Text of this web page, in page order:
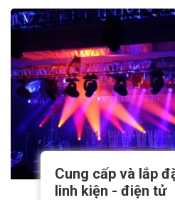
Cung cấp và lắp
linh kiện - điện tử